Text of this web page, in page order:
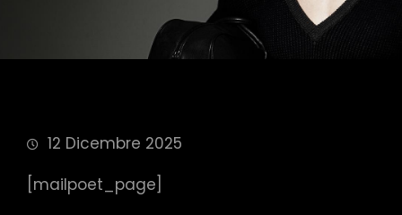
12 Dicembre 2025
[mailpoet_page]